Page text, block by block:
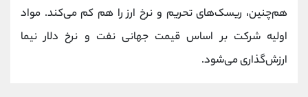
هم‌چنین، ریسک‌های تحریم و نرخ ارز را هم کم می‌کند. مواد
اولیه شرکت بر اساس قیمت جهانی نفت و نرخ دلار نیما
ارزش‌گذاری می‌شود.